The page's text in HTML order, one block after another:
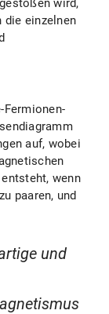
wird,
die einzelnen
auf, wobei
wenn
paaren, und
und